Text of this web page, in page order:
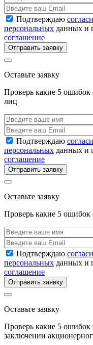
Подтверждаю
персональных данных и
соглашение
Отправить заявку
Оставьте заявку
Проверь какие 5
лиц
Подтверждаю
персональных данных и
соглашение
Отправить заявку
Оставьте заявку
Проверь какие 5 ошибок
Подтверждаю
персональных данных и
соглашение
Отправить заявку
Оставьте заявку
Проверь какие 5
заключении